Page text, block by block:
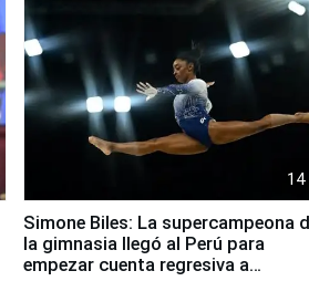
14
Simone Biles: La supercampeona
la gimnasia llegó al Perú para
empezar cuenta regresiva a